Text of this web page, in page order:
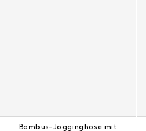
Bambus-Jogginghose mit